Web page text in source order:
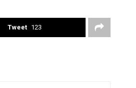
Tweet 123